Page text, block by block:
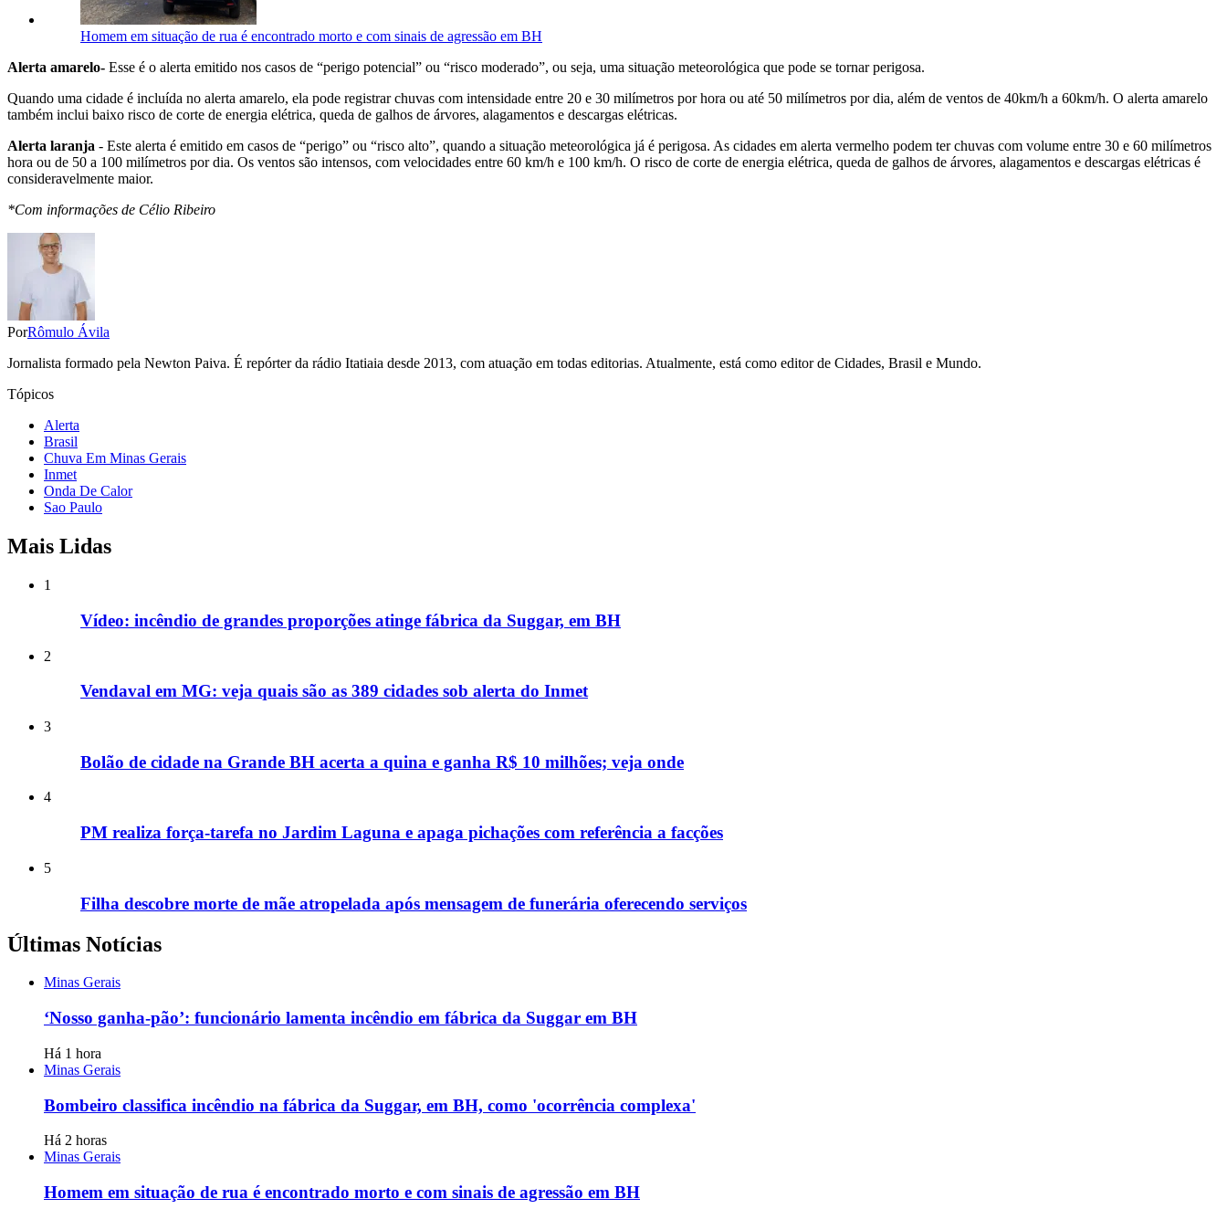
Homem em situação de rua é encontrado morto e com sinais de agressão em BH
Alerta amarelo- Esse é o alerta emitido nos casos de “perigo potencial” ou “risco moderado”, ou seja, uma situação meteorológica que pode se tornar perigosa.
Quando uma cidade é incluída no alerta amarelo, ela pode registrar chuvas com intensidade entre 20 e 30 milímetros por hora ou até 50 milímetros por dia, além de ventos de 40km/h a 60km/h. O alerta amarelo
também inclui baixo risco de corte de energia elétrica, queda de galhos de árvores, alagamentos e descargas elétricas.
Alerta laranja - Este alerta é emitido em casos de “perigo” ou “risco alto”, quando a situação meteorológica já é perigosa. As cidades em alerta vermelho podem ter chuvas com volume entre 30 e 60 milímetros
hora ou de 50 a 100 milímetros por dia. Os ventos são intensos, com velocidades entre 60 km/h e 100 km/h. O risco de corte de energia elétrica, queda de galhos de árvores, alagamentos e descargas elétricas é
consideravelmente maior.
*Com informações de Célio Ribeiro
PorRômulo Ávila
Jornalista formado pela Newton Paiva. É repórter da rádio Itatiaia desde 2013, com atuação em todas editorias. Atualmente, está como editor de Cidades, Brasil e Mundo.
Tópicos
Alerta
Brasil
Chuva Em Minas Gerais
Inmet
Onda De Calor
Sao Paulo
Mais Lidas
1
Vídeo: incêndio de grandes proporções atinge fábrica da Suggar, em BH
2
Vendaval em MG: veja quais são as 389 cidades sob alerta do Inmet
3
Bolão de cidade na Grande BH acerta a quina e ganha R$ 10 milhões; veja onde
4
PM realiza força-tarefa no Jardim Laguna e apaga pichações com referência a facções
5
Filha descobre morte de mãe atropelada após mensagem de funerária oferecendo serviços
Últimas Notícias
Minas Gerais
‘Nosso ganha-pão’: funcionário lamenta incêndio em fábrica da Suggar em BH
Há 1 hora
Minas Gerais
Bombeiro classifica incêndio na fábrica da Suggar, em BH, como 'ocorrência complexa'
Há 2 horas
Minas Gerais
Homem em situação de rua é encontrado morto e com sinais de agressão em BH